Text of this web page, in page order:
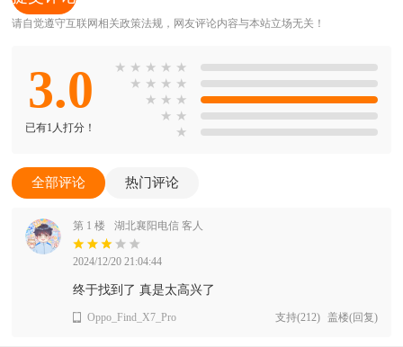
请自觉遵守互联网相关政策法规，网友评论内容与本站立场无关！
3.0
已有1人打分！
★ ★ ★ ★ ★
★ ★ ★ ★
★ ★ ★
★ ★
★
全部评论 热门评论
第 1 楼 湖北襄阳电信 客人
2024/12/20 21:04:44
终于找到了 真是太高兴了
Oppo_Find_X7_Pro 支持(212) 盖楼(回复)